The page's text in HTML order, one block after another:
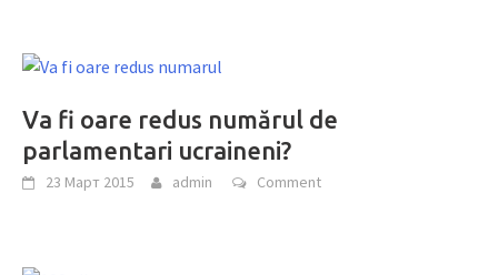
Va fi oare redus numărul de
parlamentari ucraineni?
23 Март 2015 admin Comment